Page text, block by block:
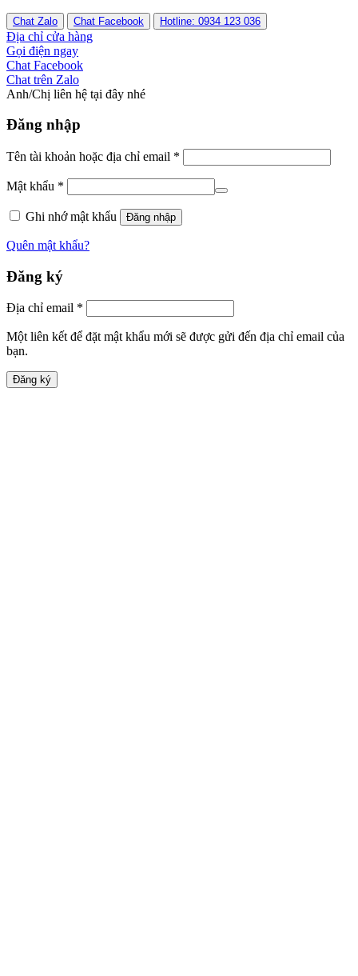
Chat Zalo Chat Facebook Hotline: 0934 123 036
Địa chỉ cửa hàng
Gọi điện ngay
Chat Facebook
Chat trên Zalo
Anh/Chị liên hệ tại đây nhé
Đăng nhập
Tên tài khoản hoặc địa chỉ email *
Mật khẩu *
Ghi nhớ mật khẩu Đăng nhập
Quên mật khẩu?
Đăng ký
Địa chỉ email *
Một liên kết để đặt mật khẩu mới sẽ được gửi đến địa chỉ email của
bạn.
Đăng ký